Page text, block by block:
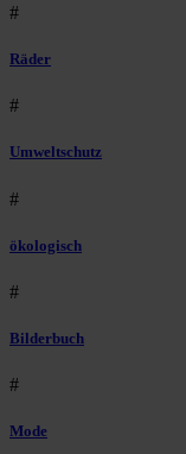
#
Räder
#
Umweltschutz
#
ökologisch
#
Bilderbuch
#
Mode